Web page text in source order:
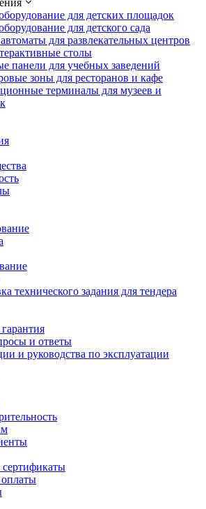
для детских площадок
для детского сада
для развлекательных центров
столы
панели для учебных заведений
зоны для ресторанов и кафе
терминалы для музеев и
технического задания для тендера
и ответы
и руководства по эксплуатации